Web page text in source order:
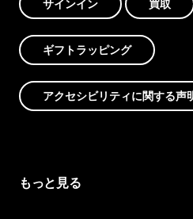
サインイン 買取
ギフトラッピング
アクセシビリティに関する声
もっと見る